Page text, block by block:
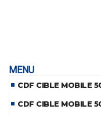
MENU
CDF CIBLE MOBILE
CDF CIBLE MOBILE